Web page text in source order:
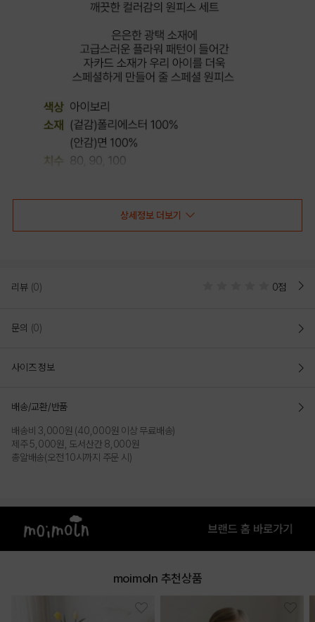
COLOR
PRODUCT VIEW
상세정보 더보기
리뷰 (0) 0점
문의 (0)
사이즈 정보
배송/교환/반품
배송비 3,000원 (40,000원 이상 무료배송)
제주 5,000원, 도서산간 8,000원
총알배송(오전 10시까지 주문 시)
moimoln 추천상품